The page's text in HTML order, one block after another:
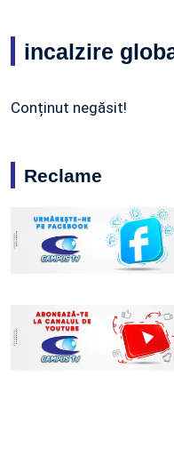
incalzire
Conținut negăsit!
Reclame